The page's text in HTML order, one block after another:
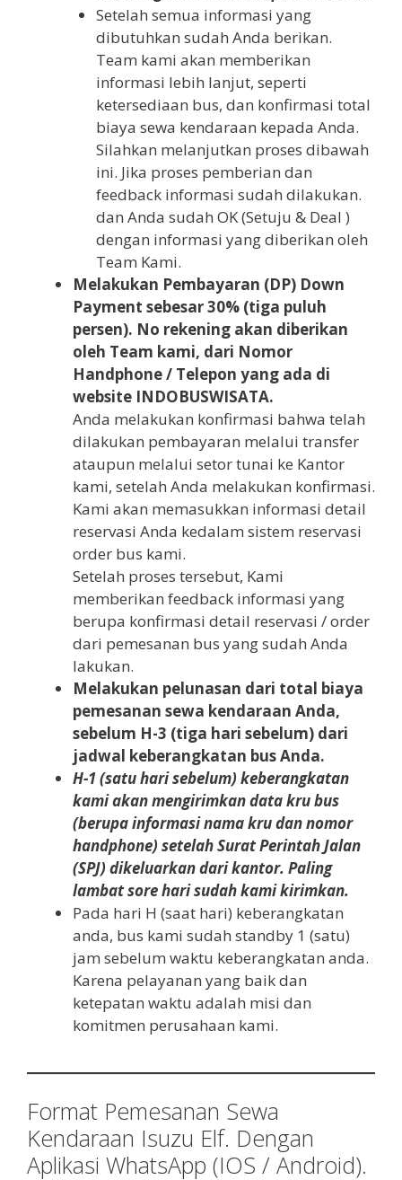
Setelah semua informasi yang
dibutuhkan sudah Anda berikan.
Team kami akan memberikan
informasi lebih lanjut, seperti
ketersediaan bus, dan konfirmasi total
biaya sewa kendaraan kepada Anda.
Silahkan melanjutkan proses dibawah
ini. Jika proses pemberian dan
feedback informasi sudah dilakukan.
dan Anda sudah OK (Setuju & Deal )
dengan informasi yang diberikan oleh
Team Kami.
Melakukan Pembayaran (DP) Down
Payment sebesar 30% (tiga puluh
persen). No rekening akan diberikan
oleh Team kami, dari Nomor
Handphone / Telepon yang ada di
website INDOBUSWISATA.
Anda melakukan konfirmasi bahwa telah
dilakukan pembayaran melalui transfer
ataupun melalui setor tunai ke Kantor
kami, setelah Anda melakukan konfirmasi.
Kami akan memasukkan informasi detail
reservasi Anda kedalam sistem reservasi
order bus kami.
Setelah proses tersebut, Kami
memberikan feedback informasi yang
berupa konfirmasi detail reservasi / order
dari pemesanan bus yang sudah Anda
lakukan.
Melakukan pelunasan dari total biaya
pemesanan sewa kendaraan Anda,
sebelum H-3 (tiga hari sebelum) dari
jadwal keberangkatan bus Anda.
H-1 (satu hari sebelum) keberangkatan
kami akan mengirimkan data kru bus
(berupa informasi nama kru dan nomor
handphone) setelah Surat Perintah Jalan
(SPJ) dikeluarkan dari kantor. Paling
lambat sore hari sudah kami kirimkan.
Pada hari H (saat hari) keberangkatan
anda, bus kami sudah standby 1 (satu)
jam sebelum waktu keberangkatan anda.
Karena pelayanan yang baik dan
ketepatan waktu adalah misi dan
komitmen perusahaan kami.
Format Pemesanan Sewa
Kendaraan Isuzu Elf. Dengan
Aplikasi WhatsApp (IOS / Android).